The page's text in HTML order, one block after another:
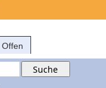
Offen